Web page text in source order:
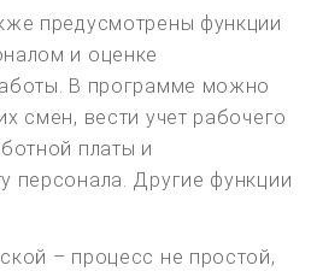
предусмотрены функции
и оценке
В программе можно
смен, вести учет рабочего
платы и
персонала. Другие функции
– процесс не простой,